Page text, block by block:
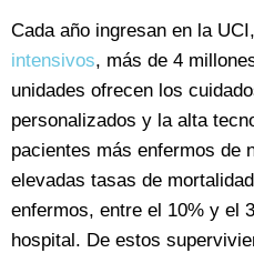
Cada año ingresan en la
intensivos, más de 4
unidades ofrecen los
personalizados y la alta
pacientes más enfermos de
elevadas tasas de
enfermos, entre el 10% y el
hospital. De estos